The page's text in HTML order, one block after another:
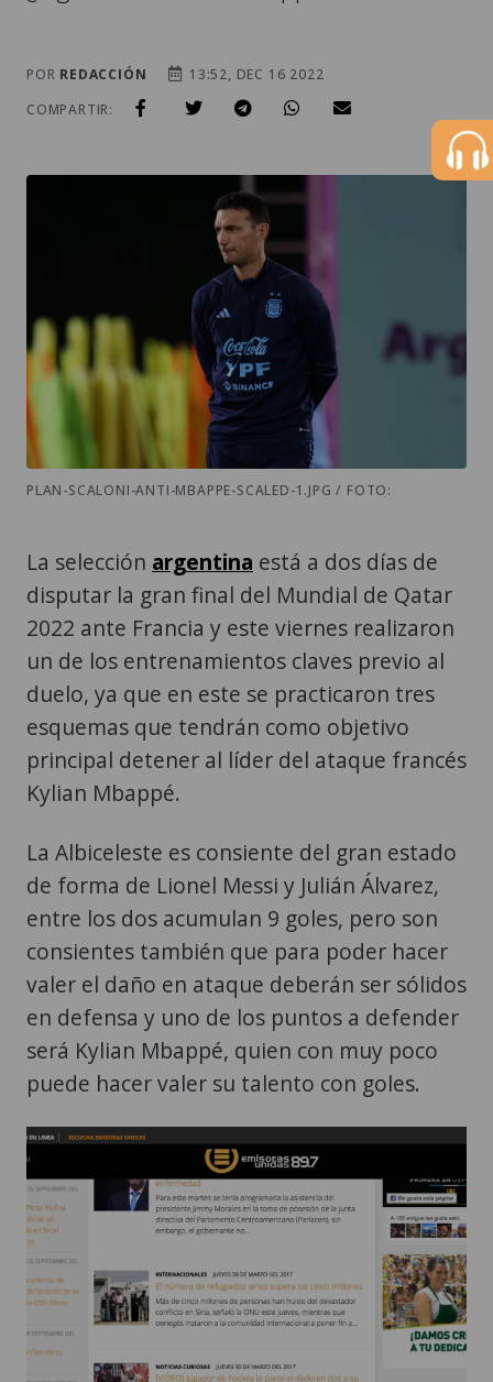
POR REDACCIÓN
13:52, DEC 16 2022
COMPARTIR:
PLAN-SCALONI-ANTI-MBAPPE-SCALED-1.JPG / FOTO:
La selección argentina está a dos días de
disputar la gran final del Mundial de Qatar
2022 ante Francia y este viernes realizaron
un de los entrenamientos claves previo al
duelo, ya que en este se practicaron tres
esquemas que tendrán como objetivo
principal detener al líder del ataque francés
Kylian Mbappé.
La Albiceleste es consiente del gran estado
de forma de Lionel Messi y Julián Álvarez,
entre los dos acumulan 9 goles, pero son
consientes también que para poder hacer
valer el daño en ataque deberán ser sólidos
en defensa y uno de los puntos a defender
será Kylian Mbappé, quien con muy poco
puede hacer valer su talento con goles.